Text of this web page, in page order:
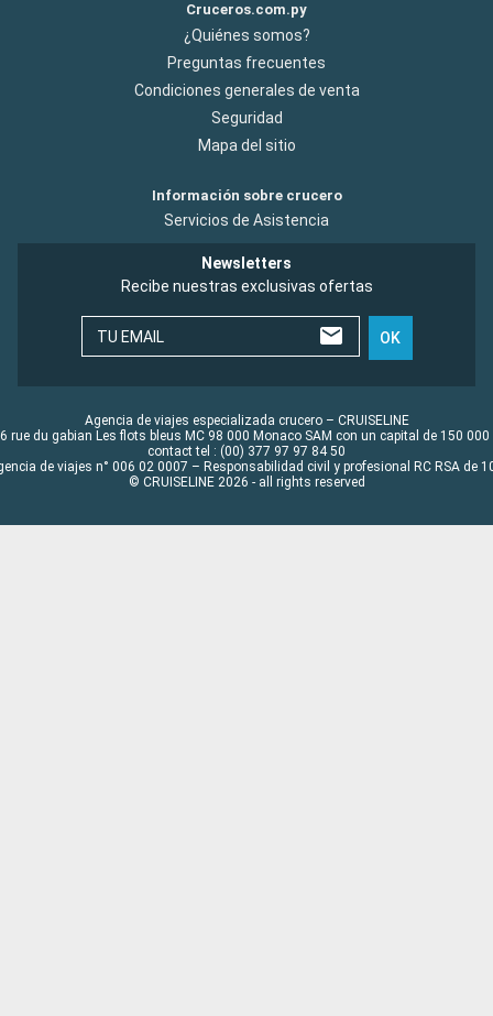
Cruceros.com.py
¿Quiénes somos?
Preguntas frecuentes
Condiciones generales de venta
Seguridad
Mapa del sitio
Información sobre crucero
Servicios de Asistencia
Newsletters
Recibe nuestras exclusivas ofertas
TU EMAIL OK
Agencia de viajes especializada crucero – CRUISELINE
rue du gabian Les flots bleus MC 98 000 Monaco SAM con un capital de 150 000
contact tel : (00) 377 97 97 84 50
de viajes n° 006 02 0007 – Responsabilidad civil y profesional RC RSA de
© CRUISELINE 2026 - all rights reserved